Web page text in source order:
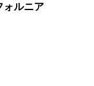
ォルニア